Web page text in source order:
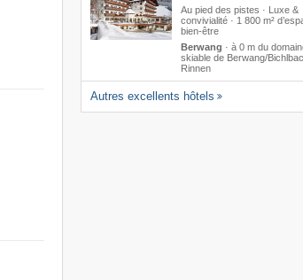
Au pied des pistes · Luxe &
convivialité · 1 800 m²
bien-être
Berwang · à 0 m du
skiable de Berwang/​
Rinnen
Autres excellents hôtels